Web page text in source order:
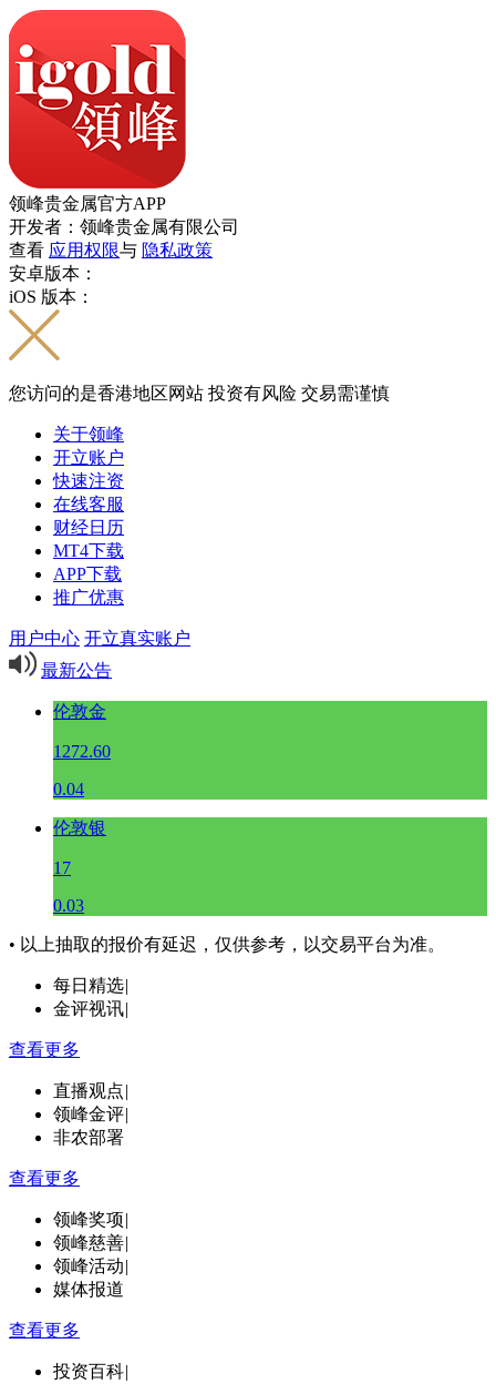
领峰贵金属官方APP
开发者：领峰贵金属有限公司
查看 应用权限与 隐私政策
安卓版本：
iOS 版本：
您访问的是香港地区网站 投资有风险 交易需谨慎
关于领峰
开立账户
快速注资
在线客服
财经日历
MT4下载
APP下载
推广优惠
用户中心 开立真实账户
最新公告
伦敦金
1272.60
0.04
伦敦银
17
0.03
• 以上抽取的报价有延迟，仅供参考，以交易平台为准。
每日精选|
金评视讯|
查看更多
直播观点|
领峰金评|
非农部署
查看更多
领峰奖项|
领峰慈善|
领峰活动|
媒体报道
查看更多
投资百科|